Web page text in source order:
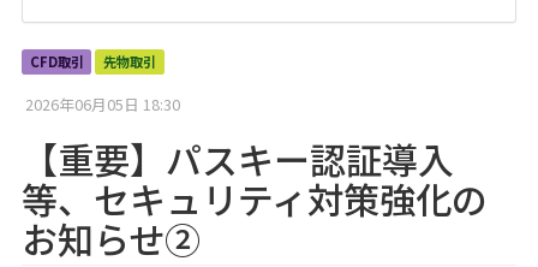
CFD取引 先物取引
2026年06月05日 18:30
【重要】パスキー認証導入
等、セキュリティ対策強化の
お知らせ②